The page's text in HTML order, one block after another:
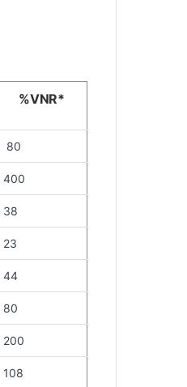
%VNR*
80
400
38
23
44
80
200
108